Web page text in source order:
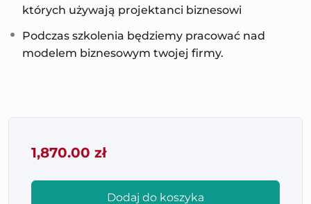
Najlepszym narzędziem do projektowania modeli
biznesowych jest szablon modelu biznesowego. To
narzędzie, które dostarcza wiedzy o strukturze
firmy. To narzędzie, które pozwala nie tylko
firmie, ale również wdrażać nowe pomysły
których używają projektanci biznesowi
Podczas szkolenia będziemy pracować nad
modelem biznesowym twojej firmy.
1,870.00 zł
Dodaj do koszyka